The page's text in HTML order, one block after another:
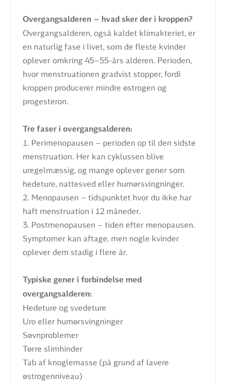
Overgangsalderen – hvad sker der i kroppen?
Overgangsalderen, også kaldet klimakteriet, er
en naturlig fase i livet, som de fleste kvinder
oplever omkring 45–55-års alderen. Perioden,
hvor menstruationen gradvist stopper, fordi
kroppen producerer mindre østrogen og
progesteron.
Tre faser i overgangsalderen:
1. Perimenopausen – perioden op til den sidste
menstruation. Her kan cyklussen blive
uregelmæssig, og mange oplever gener som
hedeture, nattesved eller humørsvingninger.
2. Menopausen – tidspunktet hvor du ikke har
haft menstruation i 12 måneder.
3. Postmenopausen – tiden efter menopausen.
Symptomer kan aftage, men nogle kvinder
oplever dem stadig i flere år.
Typiske gener i forbindelse med
overgangsalderen:
Hedeture og svedeture
Uro eller humørsvingninger
Søvnproblemer
Tørre slimhinder
Tab af knoglemasse (på grund af lavere
østrogenniveau)